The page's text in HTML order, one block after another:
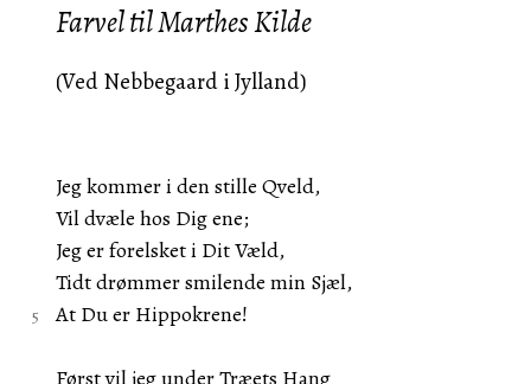
Farvel til Marthes Kilde
(Ved Nebbegaard i Jylland)
Jeg kommer i den stille Qveld,
Vil dvæle hos Dig ene;
Jeg er forelsket i Dit Væld,
Tidt drømmer smilende min Sjæl,
At Du er Hippokrene!
Først vil jeg under Træets Hang